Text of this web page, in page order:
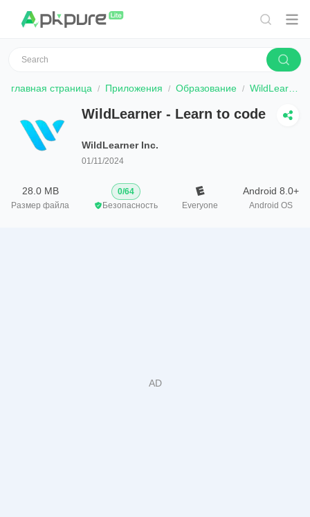
главная страница Приложения Образование WildLearner - Learn to code
WildLearner - Learn to code
WildLearner Inc.
01/11/2024
28.0 MB
Размер файла
0/64
Безопасность
Everyone
Android 8.0+
Android OS